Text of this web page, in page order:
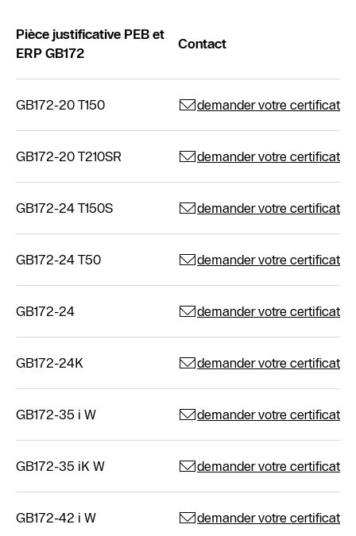
Pièce justificative PEB et
ERP GB172
Contact
GB172-20 T150 demander votre certificat
GB172-20 T210SR demander votre certificat
GB172-24 T150S demander votre certificat
GB172-24 T50 demander votre certificat
GB172-24 demander votre certificat
GB172-24K demander votre certificat
GB172-35 i W demander votre certificat
GB172-35 iK W demander votre certificat
GB172-42 i W demander votre certificat